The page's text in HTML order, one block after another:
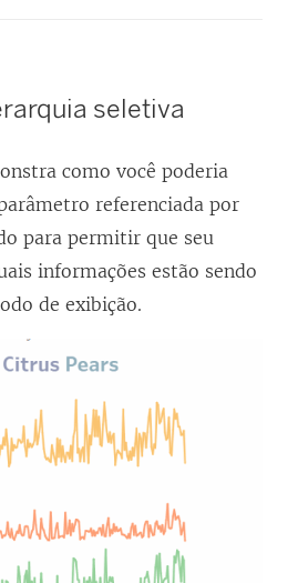
seletiva
como você poderia
referenciada por
para permitir que seu
informações estão sendo
de exibição.